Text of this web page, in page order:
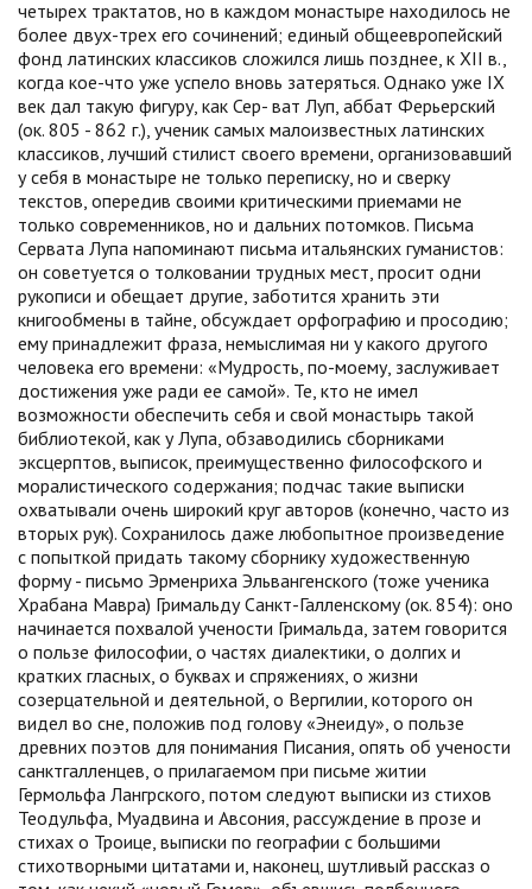
четырех трактатов, но в каждом монастыре находилось не
более двух-трех его сочинений; единый общеевропейский
фонд латинских классиков сложился лишь позднее, к XII в.,
когда кое-что уже успело вновь затеряться. Однако уже IX
век дал такую фигуру, как Сер- ват Луп, аббат Ферьерский
(ок. 805 - 862 г.), ученик самых малоизвестных латинских
классиков, лучший стилист своего времени, организовавший
у себя в монастыре не только переписку, но и сверку
текстов, опередив своими критическими приемами не
только современников, но и дальних потомков. Письма
Сервата Лупа напоминают письма итальянских гуманистов:
он советуется о толковании трудных мест, просит одни
рукописи и обещает другие, заботится хранить эти
книгообмены в тайне, обсуждает орфографию и просодию;
ему принадлежит фраза, немыслимая ни у какого другого
человека его времени: «Мудрость, по-моему, заслуживает
достижения уже ради ее самой». Те, кто не имел
возможности обеспечить себя и свой монастырь такой
библиотекой, как у Лупа, обзаводились сборниками
эксцерптов, выписок, преимущественно философского и
моралистического содержания; подчас такие выписки
охватывали очень широкий круг авторов (конечно, часто из
вторых рук). Сохранилось даже любопытное произведение
с попыткой придать такому сборнику художественную
форму - письмо Эрменриха Эльвангенского (тоже ученика
Храбана Мавра) Гримальду Санкт-Галленскому (ок. 854): оно
начинается похвалой учености Гримальда, затем говорится
о пользе философии, о частях диалектики, о долгих и
кратких гласных, о буквах и спряжениях, о жизни
созерцательной и деятельной, о Вергилии, которого он
видел во сне, положив под голову «Энеиду», о пользе
древних поэтов для понимания Писания, опять об учености
санктгалленцев, о прилагаемом при письме житии
Гермольфа Лангрского, потом следуют выписки из стихов
Теодульфа, Муадвина и Авсония, рассуждение в прозе и
стихах о Троице, выписки по географии с большими
стихотворными цитатами и, наконец, шутливый рассказ о